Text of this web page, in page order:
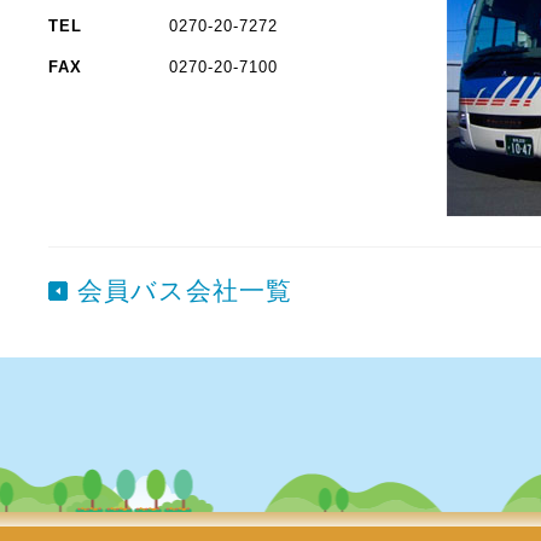
TEL 0270-20-7272
FAX 0270-20-7100
会員バス会社一覧